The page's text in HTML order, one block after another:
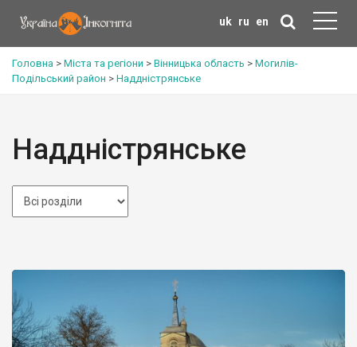
uk ru en
Головна > Міста та регіони > Вінницька область > Могилів-
Подільський район > Наддністрянське
Наддністрянське